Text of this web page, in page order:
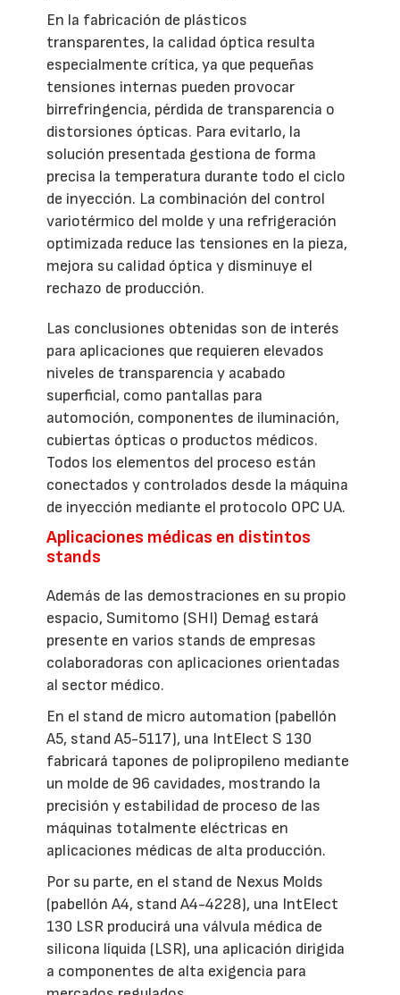
En la fabricación de plásticos
transparentes, la calidad óptica resulta
especialmente crítica, ya que pequeñas
tensiones internas pueden provocar
birrefringencia, pérdida de transparencia o
distorsiones ópticas. Para evitarlo, la
solución presentada gestiona de forma
precisa la temperatura durante todo el ciclo
de inyección. La combinación del control
variotérmico del molde y una refrigeración
optimizada reduce las tensiones en la pieza,
mejora su calidad óptica y disminuye el
rechazo de producción.
Las conclusiones obtenidas son de interés
para aplicaciones que requieren elevados
niveles de transparencia y acabado
superficial, como pantallas para
automoción, componentes de iluminación,
cubiertas ópticas o productos médicos.
Todos los elementos del proceso están
conectados y controlados desde la máquina
de inyección mediante el protocolo OPC UA.
Aplicaciones médicas en distintos
stands
Además de las demostraciones en su propio
espacio, Sumitomo (SHI) Demag estará
presente en varios stands de empresas
colaboradoras con aplicaciones orientadas
al sector médico.
En el stand de micro automation (pabellón
A5, stand A5-5117), una IntElect S 130
fabricará tapones de polipropileno mediante
un molde de 96 cavidades, mostrando la
precisión y estabilidad de proceso de las
máquinas totalmente eléctricas en
aplicaciones médicas de alta producción.
Por su parte, en el stand de Nexus Molds
(pabellón A4, stand A4-4228), una IntElect
130 LSR producirá una válvula médica de
silicona líquida (LSR), una aplicación dirigida
a componentes de alta exigencia para